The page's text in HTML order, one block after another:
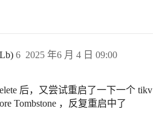
2025 年6 月 4 日 09:00
6
后，又尝试重启了一下一个 tikv
Tombstone ，反复重启中了